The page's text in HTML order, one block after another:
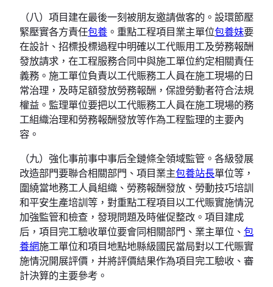
（八）項目建在最後一刻被朋友邀請做客的。設環節壓
緊壓實各方責任包養 。重點工程項目業主單位包養妹要
在設計、招標投標過程中明確以工代賑用工及勞務報酬
發放請求，在工程服務合同中與施工單位約定相關責任
義務。施工單位負責以工代賑務工人員在施工現場的日
常治理，及時足額發放勞務報酬，保證勞動者符合法規
權益。監理單位要把以工代賑務工人員在施工現場的務
工組織治理和勞務報酬發放等作為工程監理的主要內
容。
（九）強化事前事中事后全鏈條全領域監管。各級發展
改造部門要聯合相關部門、項目業主包養站長單位等，
圍繞當地務工人員組織、勞務報酬發放、勞動技巧培訓
和平安生產培訓等，對重點工程項目以工代賑實施情況
加強監管和檢查，發現問題及時催促整改。項目建成
后，項目完工驗收單位要會同相關部門、業主單位、 包
養網施工單位和項目地點地縣級國民當局對以工代賑實
施情況開展評價，并將評價結果作為項目完工驗收、審
計決算的主要參考。